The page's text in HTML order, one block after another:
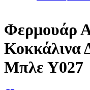
Φερμουάρ
Κοκκάλινα
Μπλε Υ027